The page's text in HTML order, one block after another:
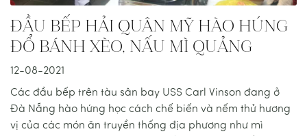
ĐẦU BẾP HẢI QUÂN MỸ HÀO HỨNG
ĐỔ BÁNH XÈO, NẤU MÌ QUẢNG
12-08-2021
Các đầu bếp trên tàu sân bay USS Carl Vinson đang ở
Đà Nẵng hào hứng học cách chế biến và nếm thử hương
vị của các món ăn truyền thống địa phương như mì